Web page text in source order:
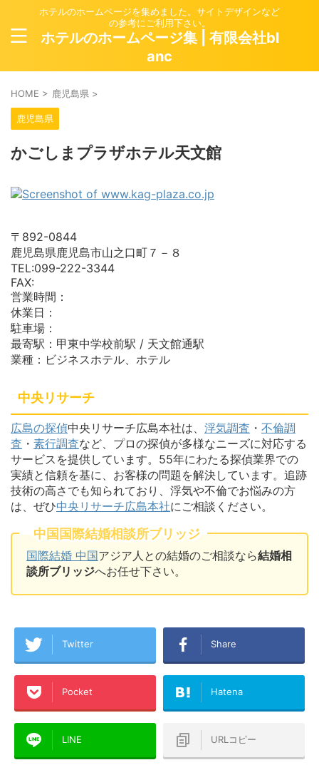
ホテルのホームページを集めました。サイトデザインなど
の参考にご利用下さい。
ホテルのホームページ集 | 有限会社bl
anc
HOME > 鹿児島県 >
鹿児島県
かごしまプラザホテル天文館
〒892-0844
鹿児島県鹿児島市山之口町７－８
TEL:099-222-3344
FAX:
営業時間：
休業日：
駐車場：
最寄駅：甲東中学校前駅 / 天文館通駅
業種：ビジネスホテル、ホテル
中央リサーチ
広島の探偵中央リサーチ広島本社は、 浮気調査 ・ 不倫調
査 ・ 素行調査など、プロの探偵が多様なニーズに対応する
サービスを提供しています。55年にわたる探偵業界での
実績と信頼を基に、お客様の問題を解決しています。追跡
技術の高さでも知られており、浮気や不倫でお悩みの方
は、ぜひ中央リサーチ広島本社にご相談ください。
中国国際結婚相談所ブリッジ
国際結婚 中国アジア人との結婚のご相談なら結婚相
談所ブリッジへお任せ下さい。
Twitter Share
Pocket Hatena
LINE URLコピー